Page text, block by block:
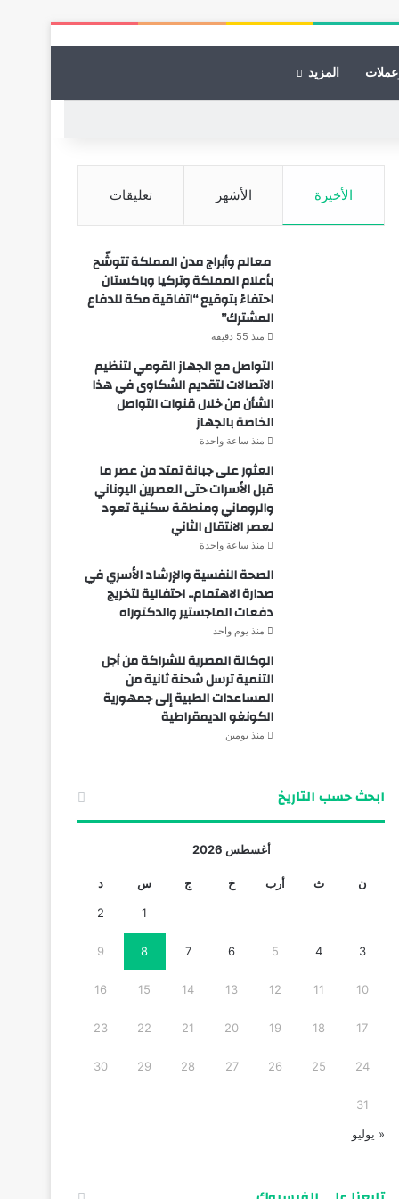
المزيد
الأخيرة الأشهر تعليقات
معالم وأبراج مدن المملكة تتوشّح
بأعلام المملكة وتركيا وباكستان
احتفاءً بتوقيع “اتفاقية مكة للدفاع
المشترك”
منذ 55 دقيقة
التواصل مع الجهاز القومي لتنظيم
الاتصالات لتقديم الشكاوى في هذا
الشأن من خلال قنوات التواصل
الخاصة بالجهاز
منذ ساعة واحدة
العثور على جبانة تمتد من عصر ما
قبل الأسرات حتى العصرين اليوناني
والروماني ومنطقة سكنية تعود
لعصر الانتقال الثاني
منذ ساعة واحدة
الصحة النفسية والإرشاد الأسري في
صدارة الاهتمام.. احتفالية لتخريج
دفعات الماجستير والدكتوراه
منذ يوم واحد
الوكالة المصرية للشراكة من أجل
التنمية ترسل شحنة ثانية من
المساعدات الطبية إلى جمهورية
الكونغو الديمقراطية
منذ يومين
ابحث حسب التاريخ
أغسطس 2026
ن ث أرب خ ج س د
1
2
3
4
5
6
7
8
9
10
11
12
13
14
15
16
17
18
19
20
21
22
23
24
25
26
27
28
29
30
31
« يوليو